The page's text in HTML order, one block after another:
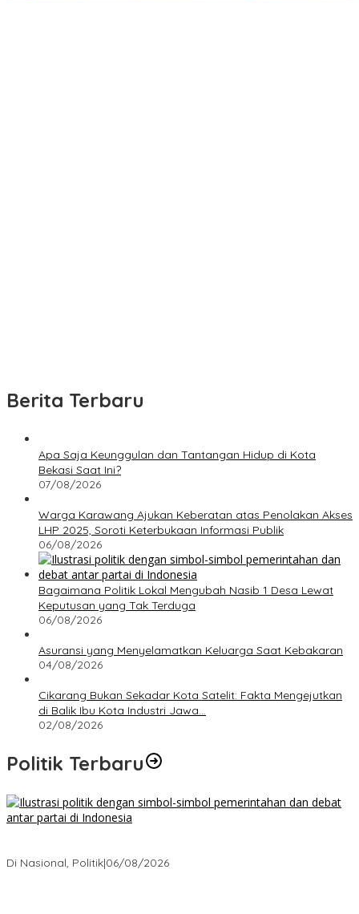
Berita Terbaru
Apa Saja Keunggulan dan Tantangan Hidup di Kota
Bekasi Saat Ini?
07/08/2026
Warga Karawang Ajukan Keberatan atas Penolakan Akses
LHP 2025, Soroti Keterbukaan Informasi Publik
06/08/2026
Bagaimana Politik Lokal Mengubah Nasib 1 Desa Lewat
Keputusan yang Tak Terduga
06/08/2026
Asuransi yang Menyelamatkan Keluarga Saat Kebakaran
04/08/2026
Cikarang Bukan Sekadar Kota Satelit: Fakta Mengejutkan
di Balik Ibu Kota Industri Jawa…
02/08/2026
Politik Terbaru
Di Nasional, Politik|06/08/2026